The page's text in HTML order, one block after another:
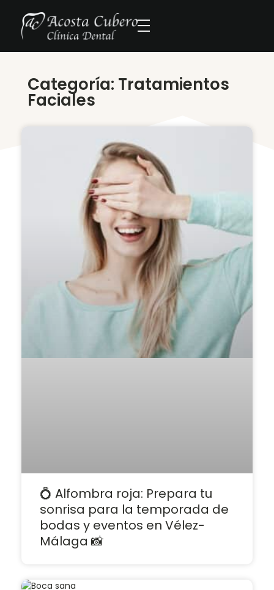
Categoría: Tratamientos
Faciales
💍 Alfombra roja: Prepara tu
sonrisa para la temporada de
bodas y eventos en Vélez-
Málaga 📸